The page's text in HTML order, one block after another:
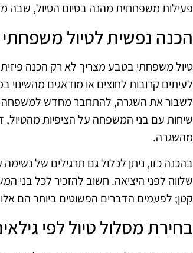
פעילות משפחתית מהנה בסיום הטיול, שבה
הכנה נפשית לטיול
טיול משפחתי בטבע מצריך לא רק הכנה
לעיתים קרובות לחוצים או מודאגים
לשבור את השגרה, להתחבר מחדש למשפחה
שיחות עם בני המשפחה על הציפיות מהטיול,
מהשגרה.
בהכנה כזו, ניתן לכלול גם תרגילים של
שלווה לפני היציאה. חשוב להזכיר לכל בני
קטן; לפעמים הדברים הפשוטים ביותר הם
בחירת מסלול טיול לפי